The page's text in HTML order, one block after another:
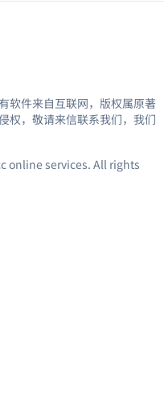
软件来自互联网，版权属原著
权，敬请来信联系我们，我们
online services. All rights